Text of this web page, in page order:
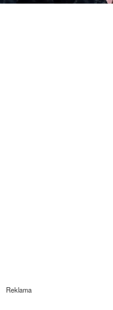
Reklama